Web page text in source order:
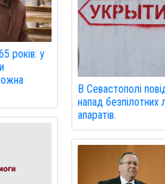
років: у
В Севастополі
напад безпілотних
апаратів.